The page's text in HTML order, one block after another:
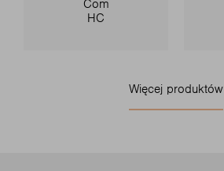
Com
HC
Więcej produktów